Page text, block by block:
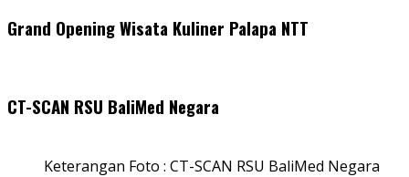
Grand Opening Wisata Kuliner Palapa NTT
CT-SCAN RSU BaliMed Negara
Keterangan Foto : CT-SCAN RSU BaliMed Negara